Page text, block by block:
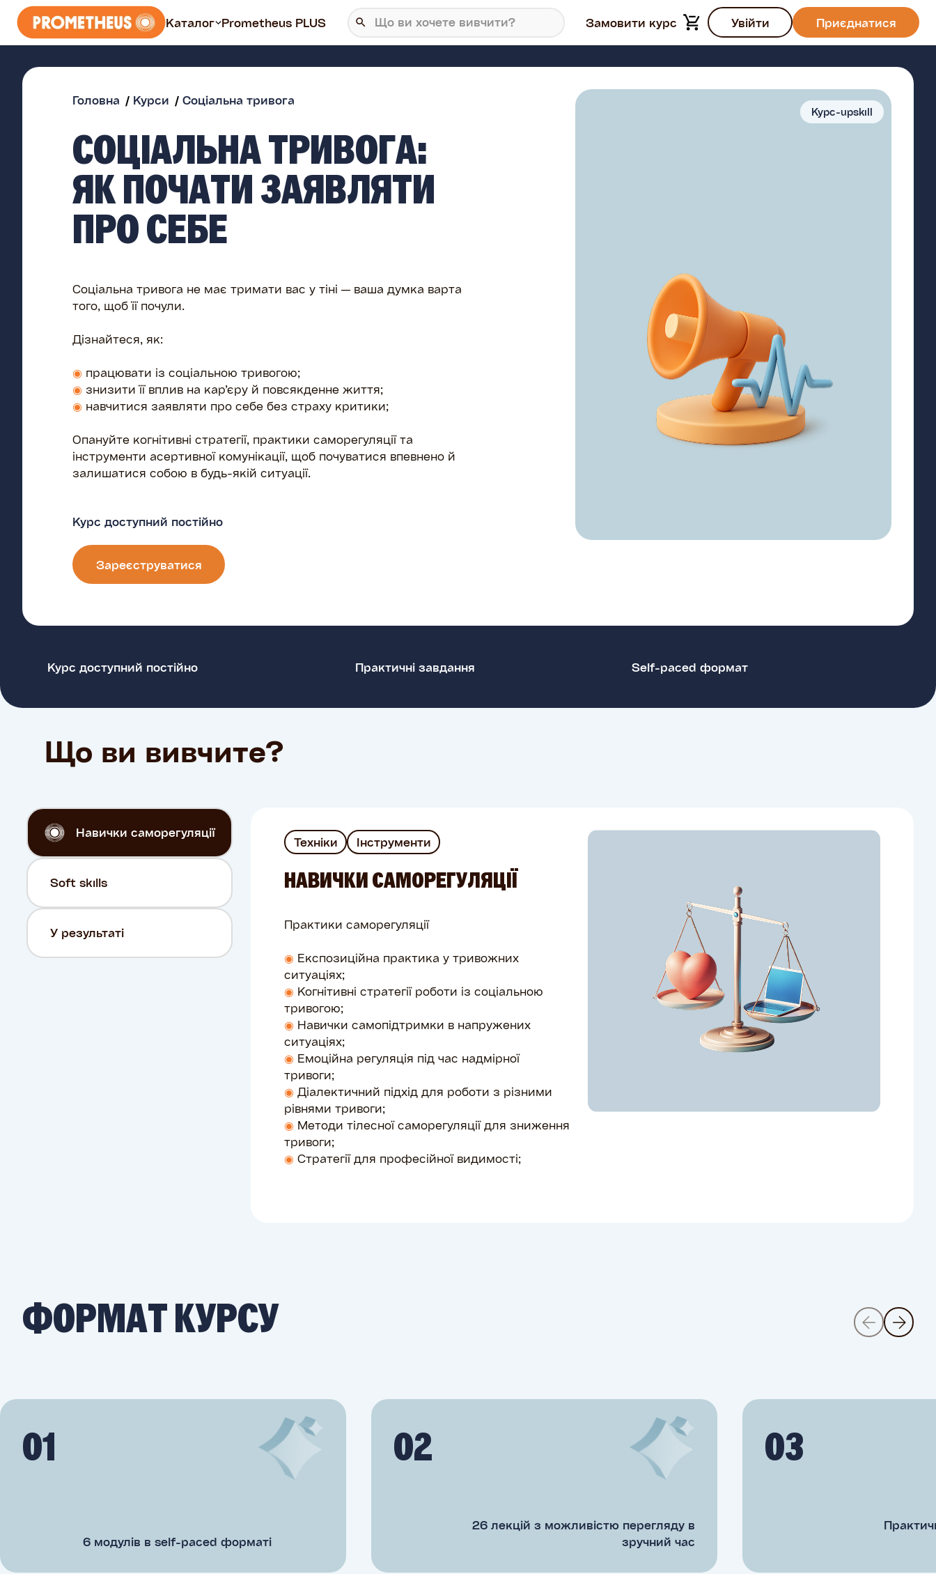
Каталог
Безплатні
Prometheus PLUS
Prometheus PLUS Замовити курс Увійти Приєднатися
Головна Курси Соціальна тривога
СОЦІАЛЬНА ТРИВОГА:
ЯК ПОЧАТИ ЗАЯВЛЯТИ
ПРО СЕБЕ
Соціальна тривога не має тримати вас у тіні — ваша думка варта
того, щоб її почули.
Дізнайтеся, як:
◉ працювати із соціальною тривогою;
◉ знизити її вплив на кар’єру й повсякденне життя;
◉ навчитися заявляти про себе без страху критики;
Опануйте когнітивні стратегії, практики саморегуляції та
інструменти асертивної комунікації, щоб почуватися впевнено й
залишатися собою в будь-якій ситуації.
Курс доступний постійно
Зареєструватися
Курс-upskill
Курс доступний постійно Практичні завдання Self-paced формат
Що ви вивчите?
Навички саморегуляції
Soft skills
У результаті
Техніки Інструменти
НАВИЧКИ САМОРЕГУЛЯЦІЇ
Практики саморегуляції
◉ Експозиційна практика у тривожних
ситуаціях;
◉ Когнітивні стратегії роботи із соціальною
тривогою;
◉ Навички самопідтримки в напружених
ситуаціях;
◉ Емоційна регуляція під час надмірної
тривоги;
◉ Діалектичний підхід для роботи з різними
рівнями тривоги;
◉ Методи тілесної саморегуляції для зниження
тривоги;
◉ Стратегії для професійної видимості;
ФОРМАТ КУРСУ
01
6 модулів в self-paced форматі
02
26 лекцій з можливістю перегляду в
зручний час
03